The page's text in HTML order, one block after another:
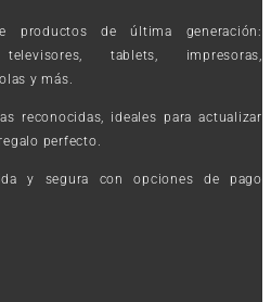
productos de última generación:
tablets, impresoras,
y más.
reconocidas, ideales para actualizar
perfecto.
y segura con opciones de pago